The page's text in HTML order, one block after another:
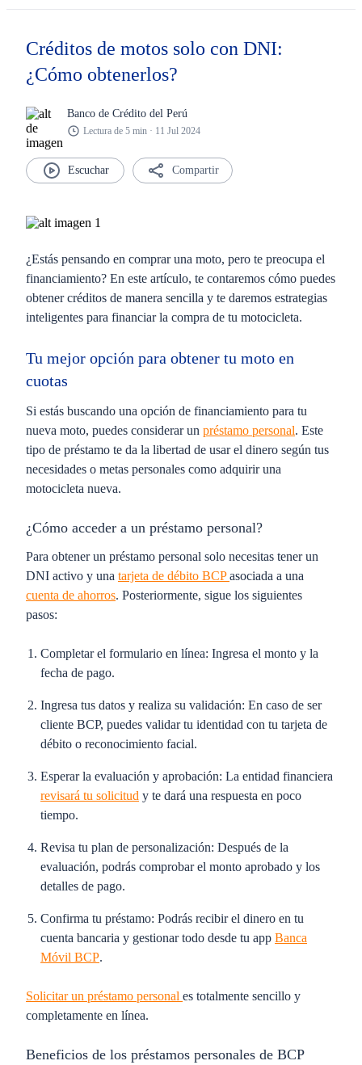
Créditos de motos solo con DNI:
¿Cómo obtenerlos?
Banco de Crédito del Perú
Lectura de 5 min · 11 Jul 2024
Compartir
¿Estás pensando en comprar una moto, pero te preocupa el
financiamiento? En este artículo, te contaremos cómo puedes
obtener créditos de manera sencilla y te daremos estrategias
inteligentes para financiar la compra de tu motocicleta.
Tu mejor opción para obtener tu moto en
cuotas
Si estás buscando una opción de financiamiento para tu
nueva moto, puedes considerar un préstamo personal. Este
tipo de préstamo te da la libertad de usar el dinero según tus
necesidades o metas personales como adquirir una
motocicleta nueva.
¿Cómo acceder a un préstamo personal?
Para obtener un préstamo personal solo necesitas tener un
DNI activo y una tarjeta de débito BCP asociada a una
cuenta de ahorros. Posteriormente, sigue los siguientes
pasos:
Completar el formulario en línea: Ingresa el monto y la
fecha de pago.
Ingresa tus datos y realiza su validación: En caso de ser
cliente BCP, puedes validar tu identidad con tu tarjeta de
débito o reconocimiento facial.
Esperar la evaluación y aprobación: La entidad financiera
revisará tu solicitud y te dará una respuesta en poco
tiempo.
Revisa tu plan de personalización: Después de la
evaluación, podrás comprobar el monto aprobado y los
detalles de pago.
Confirma tu préstamo: Podrás recibir el dinero en tu
cuenta bancaria y gestionar todo desde tu app Banca
Móvil BCP.
Solicitar un préstamo personal es totalmente sencillo y
completamente en línea.
Beneficios de los préstamos personales de BCP